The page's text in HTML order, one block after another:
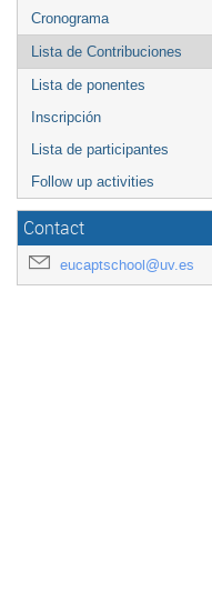
Cronograma
Lista de Contribuciones
Lista de ponentes
Inscripción
Lista de participantes
Follow up activities
Contact
eucaptschool@uv.es